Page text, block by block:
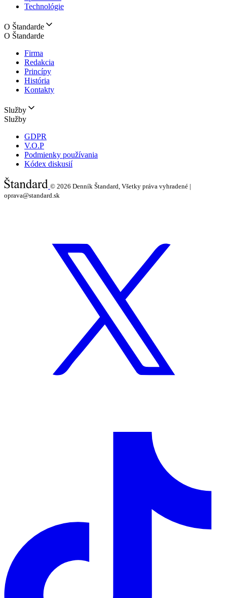
Technológie
O Štandarde
O Štandarde
Firma
Redakcia
Princípy
História
Kontakty
Služby
Služby
GDPR
V.O.P
Podmienky používania
Kódex diskusií
© 2026 Denník Štandard, Všetky práva vyhradené |
oprava@standard.sk